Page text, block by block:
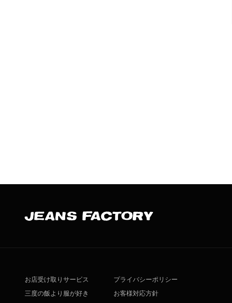
お店受け取りサービス
三度の飯より服が好き
プライバシーポリシー
お客様対応方針